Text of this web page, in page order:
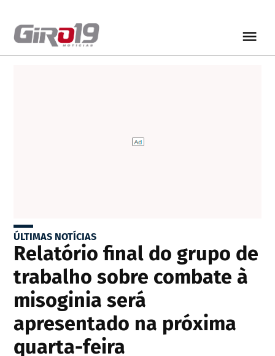
ÚLTIMAS NOTÍCIAS
Relatório final do grupo de
trabalho sobre combate à
misoginia será
apresentado na próxima
quarta-feira